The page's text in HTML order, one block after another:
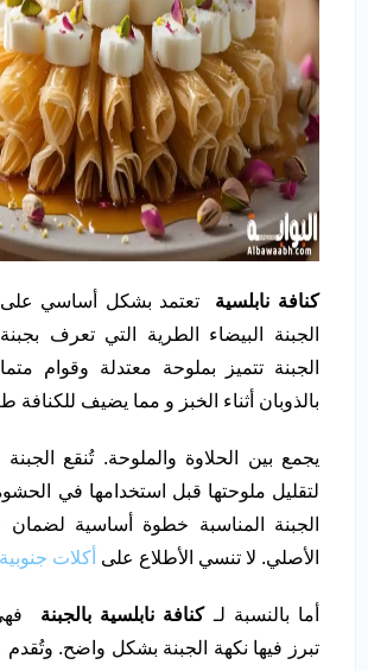
كنافة نابلسية تعتمد بشكل أساسي
الجبنة البيضاء الطرية التي تعرف
الجبنة تتميز بملوحة معتدلة وقوام
بالذوبان أثناء الخبز و مما يضيف للكنافة
يجمع بين الحلاوة والملوحة. تُنقع
لتقليل ملوحتها قبل استخدامها في
الجبنة المناسبة خطوة أساسية لضمان
الأصلي. لا تنسي الأطلاع على أكلات
أما بالنسبة لـكنافة نابلسية بالجبنة
تبرز فيها نكهة الجبنة بشكل واضح.